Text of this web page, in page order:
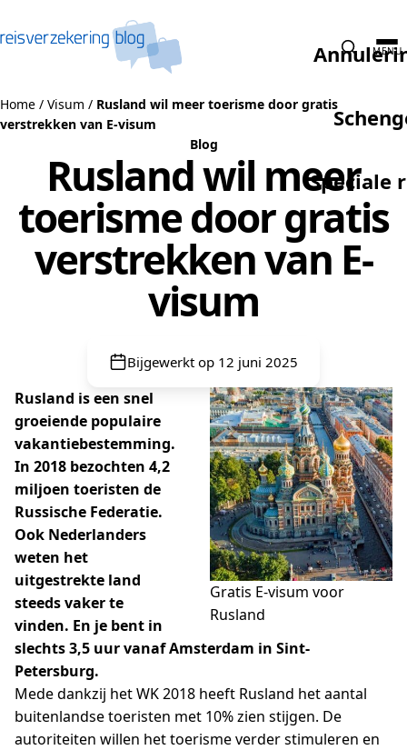
Speciale
MENU
Home / Visum / Rusland wil meer toerisme door gratis
verstrekken van E-visum
Blog
Rusland wil meer
toerisme door gratis
verstrekken van E-
visum
Bijgewerkt op 12 juni 2025
Gratis E-visum voor
Rusland
Rusland is een snel
groeiende populaire
vakantiebestemming.
In 2018 bezochten 4,2
miljoen toeristen de
Russische Federatie.
Ook Nederlanders
weten het
uitgestrekte land
steeds vaker te
vinden. En je bent in
slechts 3,5 uur vanaf Amsterdam in Sint-
Petersburg.
Mede dankzij het WK 2018 heeft Rusland het aantal
buitenlandse toeristen met 10% zien stijgen. De
autoriteiten willen het toerisme verder stimuleren en